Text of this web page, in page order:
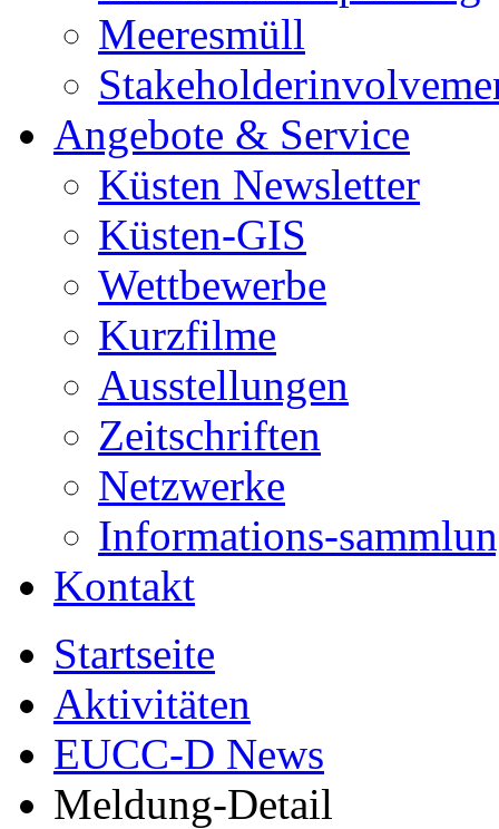
Meeresmüll
Angebote & Service
Küsten Newsletter
Küsten-GIS
Wettbewerbe
Kurzfilme
Ausstellungen
Zeitschriften
Netzwerke
Informations-
Kontakt
Startseite
Aktivitäten
EUCC-D News
Meldung-Detail